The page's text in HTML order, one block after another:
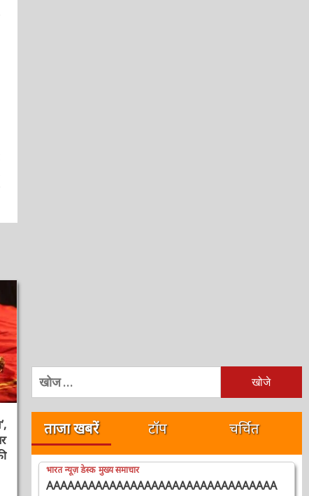
निम्न
को
खोजें:
ताजा खबरें टॉप चर्चित
भारत न्यूज़ डेस्क मुख्य समाचार
AAAAAAAAAAAAAAAAAAAAAAAAAAAAAAAAA